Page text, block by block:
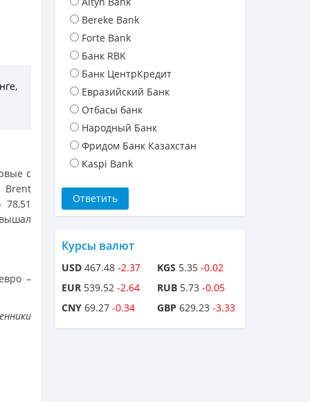
с
Brent
–
Bereke Bank
Forte Bank
Банк RBK
Банк ЦентрКредит
Евразийский Банк
Отбасы банк
Народный Банк
Фридом Банк Казахстан
Kaspi Bank
Курсы валют
USD 467.48 -2.37
EUR 539.52 -2.64
CNY 69.27 -0.34
KGS 5.35 -0.02
RUB 5.73 -0.05
GBP 629.23 -3.33